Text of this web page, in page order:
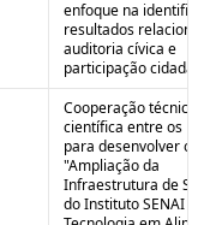
enfoque na
resultados
auditoria cívica e
participação cidadã
Cooperação
científica entre os
para desenvolver o
"Ampliação da
Infraestrutura de
do Instituto SENAI